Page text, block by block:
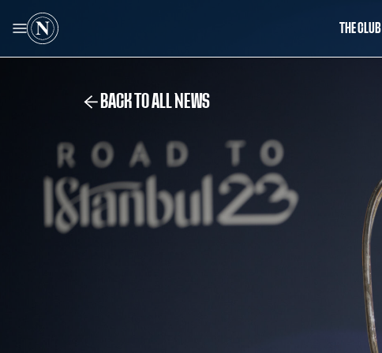
THE CLUB
BACK TO ALL NEWS